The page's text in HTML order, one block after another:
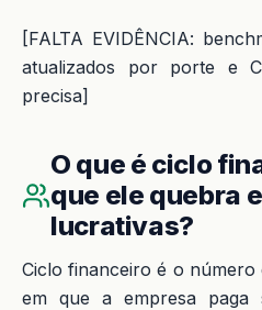
[FALTA EVIDÊNCIA:
atualizados por porte e
precisa]
O que é ciclo
que ele quebra
lucrativas?
Ciclo financeiro é o número
em que a empresa paga